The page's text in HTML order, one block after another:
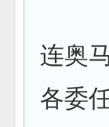
连奥
各委